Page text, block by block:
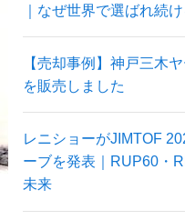
｜なぜ世界で選ばれ続
【売却事例】神戸三木
を販売しました
レニショーがJIMTOF
ーブを発表｜RUP60・
未来